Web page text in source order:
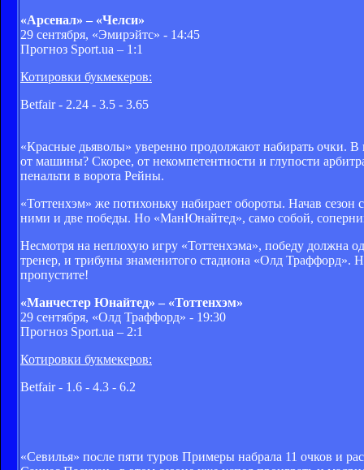
«Арсенал» – «Челси»
29 сентября, «Эмирэйтс» - 14:45
Прогноз Sport.ua – 1:1
Котировки букмекеров:
Betfair - 2.24 - 3.5 - 3.65
«Красные дьяволы» уверенно продолжают набирать очки.
от машины? Скорее, от некомпетентности и глупости
пенальти в ворота Рейны.
«Тоттенхэм» же потихоньку набирает обороты. Начав
ними и две победы. Но «МанЮнайтед», само собой,
Несмотря на неплохую игру «Тоттенхэма», победу должна
тренер, и трибуны знаменитого стадиона «Олд Траффорд».
пропустите!
«Манчестер Юнайтед» – «Тоттенхэм»
29 сентября, «Олд Траффорд» - 19:30
Прогноз Sport.ua – 2:1
Котировки букмекеров:
Betfair - 1.6 - 4.3 - 6.2
«Севилья» после пяти туров Примеры набрала 11 очков и